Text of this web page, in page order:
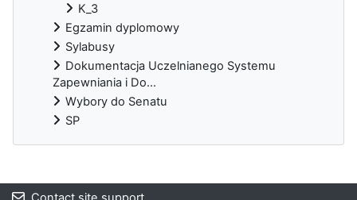
K_3
Egzamin dyplomowy
Sylabusy
Dokumentacja Uczelnianego Systemu
Zapewniania i Do...
Wybory do Senatu
SP
Blocks